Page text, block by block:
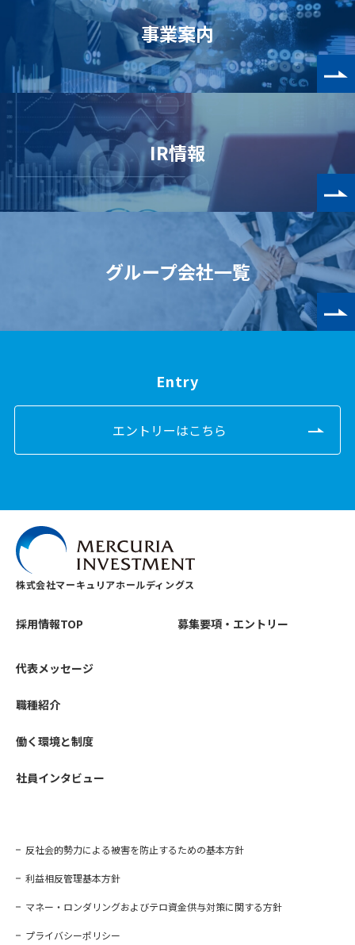
事業案内
IR情報
グループ会社一覧
Entry
エントリーはこちら
株式会社マーキュリアホールディングス
採用情報TOP
代表メッセージ
職種紹介
働く環境と制度
社員インタビュー
募集要項・エントリー
反社会的勢力による被害を防止するための基本方針
利益相反管理基本方針
マネー・ロンダリングおよびテロ資金供与対策に関する方針
プライバシーポリシー